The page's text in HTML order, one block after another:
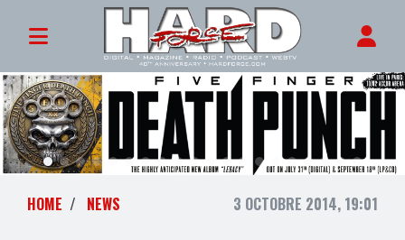
HOME NEWS 3 OCTOBRE 2014, 19:01